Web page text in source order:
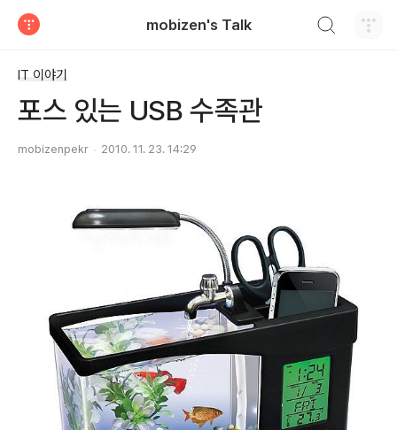
mobizen's Talk
IT 이야기
포스 있는 USB 수족관
mobizenpekr 2010. 11. 23. 14:29